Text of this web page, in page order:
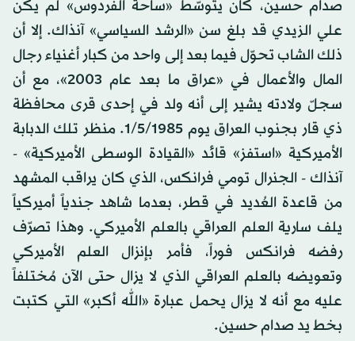
صدام حسين، كان يتوسّط «ساحة الفردوس» لم يكن
علي الزيدي قد بلغ سن «الرشد السياسي» آنذاك. إلا أن
ذلك الشاب تحوّل فيما بعد إلى واحد من كبار أغنياء رجال
المال والأعمال في «عراق ما بعد عام 2003»، مع أن
سجلّ ولادته يشير إلى أنه ولد في إحدى قرى محافظة
ذي قار بجنوب العراق يوم 1/5/1985. منظر تلك الدبابة
الأميركية «استفز» قائد «القيادة الوسطى الأميركية» -
آنذاك - الجنرال تومي فرانكس، الذي كان يراقب المشهد
من قاعدة العُديد في قطر، بعدما شاهد جندياً أميركياً
يلف سارية العلم العراقي بالعلم الأميركي. وهذا تصرّف
رفضه فرانكس فوراً، فأمر بإنزال العلم الأميركي
وتعويضه بالعلم العراقي الذي لا يزال حتى الآن مُختلفاً
عليه مع أنه لا يزال يحمل عبارة «الله أكبر» التي كتبت
بخط يد صدام حسين.